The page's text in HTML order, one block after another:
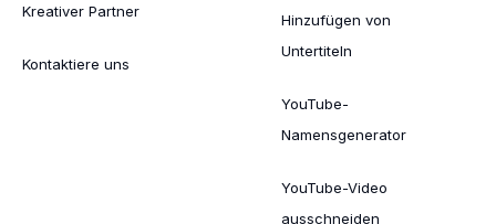
Kreativer Partner
Kontaktiere uns
Hinzufügen von
Untertiteln
YouTube-
Namensgenerator
YouTube-Video
ausschneiden